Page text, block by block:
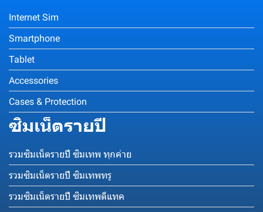
Internet Sim
Smartphone
Tablet
Accessories
Cases & Protection
ซิมเน็ตรายปี
รวมซิมเน็ตรายปี ซิมเทพ ทุกค่าย
รวมซิมเน็ตรายปี ซิมเทพทรู
รวมซิมเน็ตรายปี ซิมเทพดีแทค